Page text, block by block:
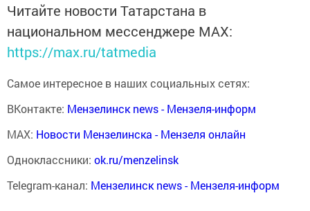
Читайте новости Татарстана в
национальном мессенджере MАХ:
https://max.ru/tatmedia
Самое интересное в наших социальных сетях:
ВКонтакте: Мензелинск news - Мензеля-информ
MAX: Новости Мензелинска - Мензеля онлайн
Одноклассники: ok.ru/menzelinsk
Telegram-канал: Мензелинск news - Мензеля-информ